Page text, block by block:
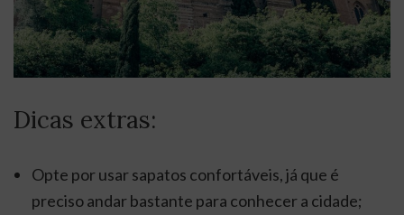
Dicas extras:
Opte por usar sapatos confortáveis, já que é
preciso andar bastante para conhecer a cidade;